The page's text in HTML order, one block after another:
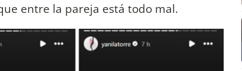
entre la pareja está todo mal.